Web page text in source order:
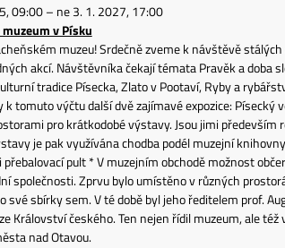
09:00 – ne 3. 1. 2027, 17:00
v Písku
muzeu! Srdečně zveme k návštěvě
akcí. Návštěvníka čekají témata Pravěk a doba
tradice Písecka, Zlato v Pootaví, Ryby a
tomuto výčtu další dvě zajímavé expozice:
pro krátkodobé výstavy. Jsou jimi
je pak využívána chodba podél muzejní
přebalovací pult * V muzejním obchodě možnost
společnosti. Zprvu bylo umístěno v různých
své sbírky sem. V té době byl jeho ředitelem prof.
Království českého. Ten nejen řídil muzeum, ale
nad Otavou.